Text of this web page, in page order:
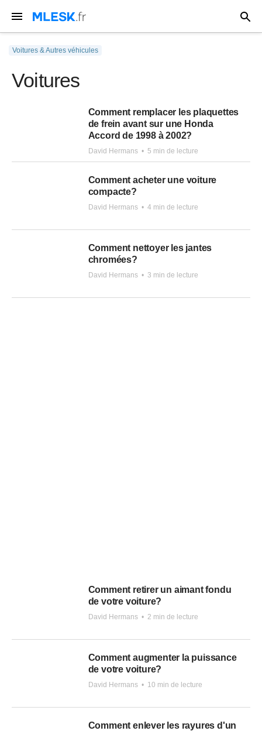
Voitures & Autres véhicules
Voitures
Comment remplacer les plaquettes
de frein avant sur une Honda
Accord de 1998 à 2002?
David Hermans • 5 min de lecture
Comment acheter une voiture
compacte?
David Hermans • 4 min de lecture
Comment nettoyer les jantes
chromées?
David Hermans • 3 min de lecture
Comment retirer un aimant fondu
de votre voiture?
David Hermans • 2 min de lecture
Comment augmenter la puissance
de votre voiture?
David Hermans • 10 min de lecture
Comment enlever les rayures d'un